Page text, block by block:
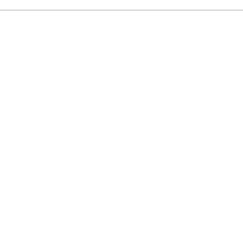
a to jak jeho teoretických